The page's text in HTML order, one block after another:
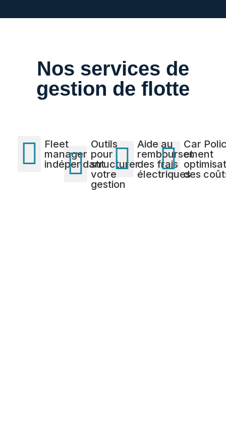
Nos services de
gestion de flotte
Fleet
manager
indépendant
Outils
pour
structurer
votre
gestion
Aide au
remboursement
des frais
électriques
Car
et
des